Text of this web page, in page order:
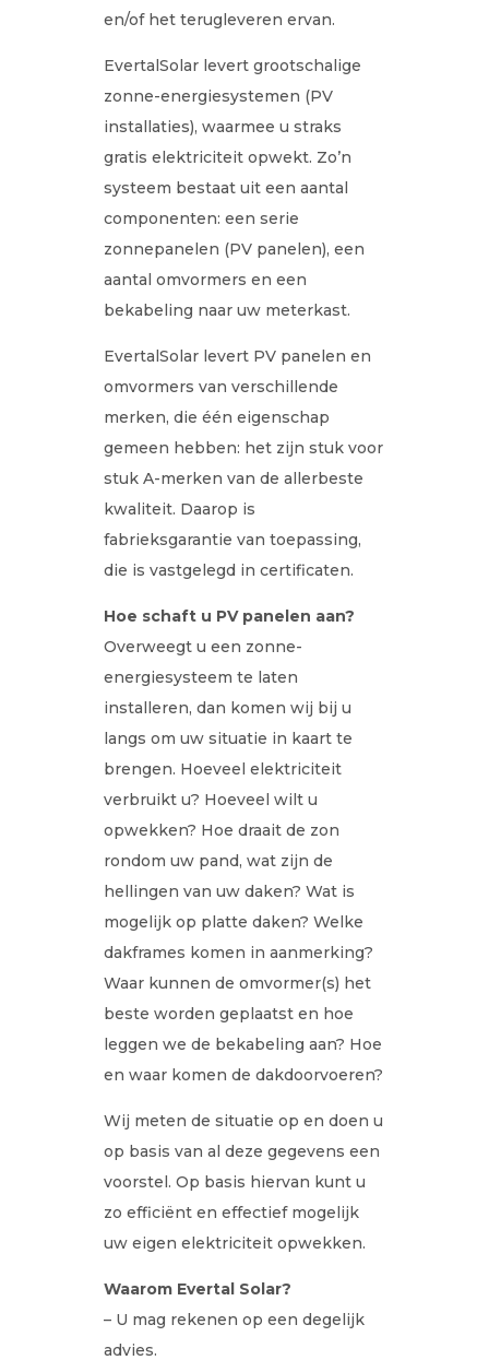
en/of het terugleveren ervan.
EvertalSolar levert grootschalige
zonne-energiesystemen (PV
installaties), waarmee u straks
gratis elektriciteit opwekt. Zo’n
systeem bestaat uit een aantal
componenten: een serie
zonnepanelen (PV panelen), een
aantal omvormers en een
bekabeling naar uw meterkast.
EvertalSolar levert PV panelen en
omvormers van verschillende
merken, die één eigenschap
gemeen hebben: het zijn stuk voor
stuk A-merken van de allerbeste
kwaliteit. Daarop is
fabrieksgarantie van toepassing,
die is vastgelegd in certificaten.
Hoe schaft u PV panelen aan?
Overweegt u een zonne-
energiesysteem te laten
installeren, dan komen wij bij u
langs om uw situatie in kaart te
brengen. Hoeveel elektriciteit
verbruikt u? Hoeveel wilt u
opwekken? Hoe draait de zon
rondom uw pand, wat zijn de
hellingen van uw daken? Wat is
mogelijk op platte daken? Welke
dakframes komen in aanmerking?
Waar kunnen de omvormer(s) het
beste worden geplaatst en hoe
leggen we de bekabeling aan? Hoe
en waar komen de dakdoorvoeren?
Wij meten de situatie op en doen u
op basis van al deze gegevens een
voorstel. Op basis hiervan kunt u
zo efficiënt en effectief mogelijk
uw eigen elektriciteit opwekken.
Waarom Evertal Solar?
– U mag rekenen op een degelijk
advies.